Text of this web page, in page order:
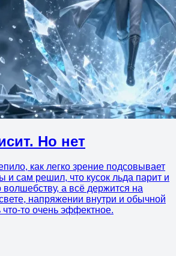
Но нет
как легко зрение подсовывает
и сам решил, что кусок льда парит и
волшебству, а всё держится на
напряжении внутри и обычной
то очень эффектное.